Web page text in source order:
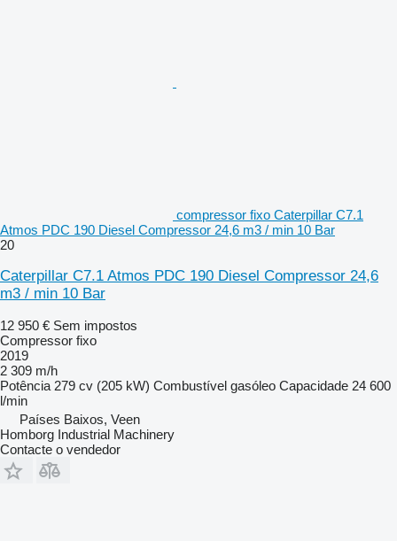
compressor fixo Caterpillar C7.1
Atmos PDC 190 Diesel Compressor 24,6 m3 / min 10 Bar
20
Caterpillar C7.1 Atmos PDC 190 Diesel Compressor 24,6
m3 / min 10 Bar
12 950 € Sem impostos
Compressor fixo
2019
2 309 m/h
Potência 279 cv (205 kW) Combustível gasóleo Capacidade 24 600
l/min
Países Baixos, Veen
Homborg Industrial Machinery
Contacte o vendedor